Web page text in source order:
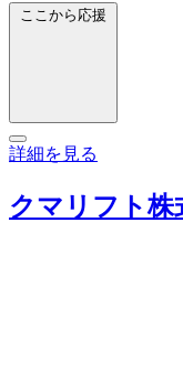
ここから応援
詳細を見る
クマリフト株